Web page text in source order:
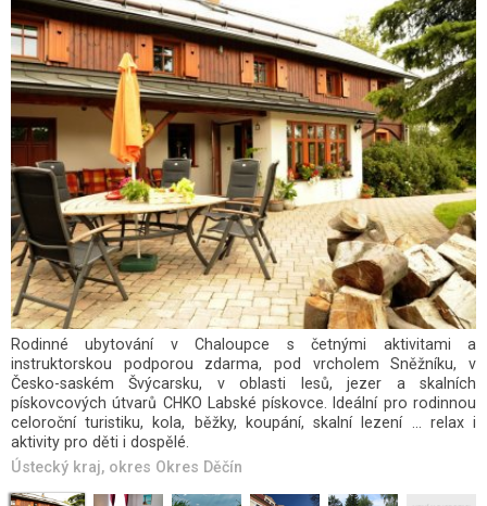
Rodinné ubytování v Chaloupce s četnými aktivitami a
instruktorskou podporou zdarma, pod vrcholem Sněžníku, v
Česko-saském Švýcarsku, v oblasti lesů, jezer a skalních
pískovcových útvarů CHKO Labské pískovce. Ideální pro rodinnou
celoroční turistiku, kola, běžky, koupání, skalní lezení ... relax i
aktivity pro děti i dospělé.
Ústecký kraj, okres Okres Děčín